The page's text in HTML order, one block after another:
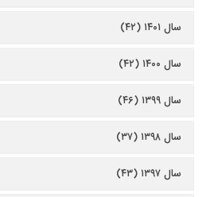
سال ۱۴۰۱ (۴۲)
سال ۱۴۰۰ (۴۲)
سال ۱۳۹۹ (۴۶)
سال ۱۳۹۸ (۳۷)
سال ۱۳۹۷ (۴۳)